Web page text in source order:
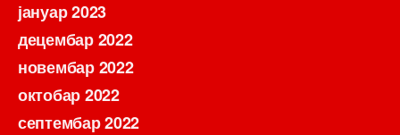
јануар 2023
децембар 2022
новембар 2022
октобар 2022
септембар 2022